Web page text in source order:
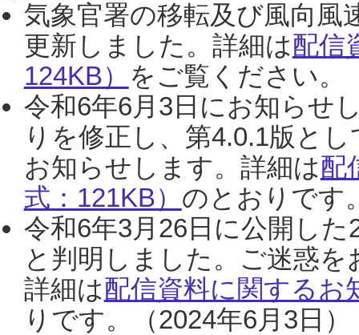
気象官署の移転及び風向風
更新しました。詳細は配信
124KB） をご覧ください。
令和6年6月3日にお知らせ
りを修正し、第4.0.1版と
お知らせします。詳細は配
式：121KB） のとおりです
令和6年3月26日に公開し
と判明しました。ご迷惑
詳細は配信資料に関するお
りです。（2024年6月3日）